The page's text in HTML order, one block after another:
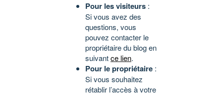
Pour les visiteurs :
Si vous avez des
questions, vous
pouvez contacter le
propriétaire du blog en
suivantce lien.
Pour le propriétaire :
Si vous souhaitez
rétablir l’accès à votre